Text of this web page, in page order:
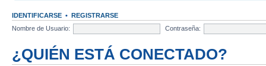
IDENTIFICARSE • REGISTRARSE
Nombre de Usuario:
Contraseña:
¿QUIÉN ESTÁ CONECTADO?